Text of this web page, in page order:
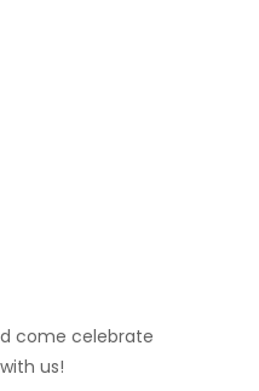
come celebrate
us!